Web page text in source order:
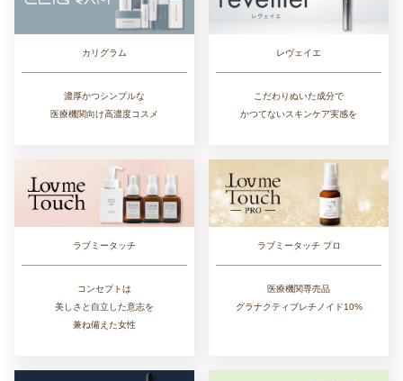
カリグラム
濃厚かつシンプルな
医療機関向け高濃度コスメ
レヴェイエ
こだわりぬいた成分で
かつてないスキンケア実感を
ラブミータッチ
コンセプトは
美しさと自立した意志を
兼ね備えた女性
ラブミータッチ プロ
医療機関専売品
グラナクティブレチノイド10%